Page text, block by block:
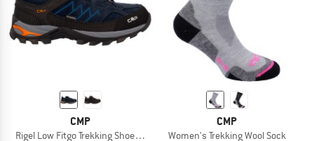
CMP
Rigel Low Fitgo Trekking Shoes WP 3Q13587
CMP
Women's Trekking Wool Sock